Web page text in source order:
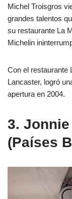
Michel Troisgros
grandes talentos
su restaurante La
Michelin
Con el restaurante
Lancaster, logró
apertura en 2004.
3.
(Países